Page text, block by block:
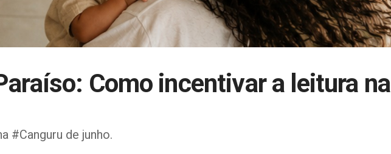
Como incentivar a leitura na
#Canguru de junho.